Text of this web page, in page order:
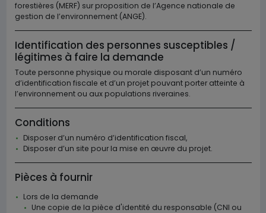
forestières (MERF) sur proposition de l’Agence nationale de
gestion de l’environnement (ANGE).
Identification des personnes susceptibles /
légitimes à faire la demande
Toute personne physique ou morale disposant d’un numéro
d’identification fiscale et d’un projet pouvant porter atteinte à
l’environnement ou aux populations riveraines.
Conditions
Disposer d’un numéro d’identification fiscal,
Disposer d’un site pour la mise en œuvre du projet.
Pièces à fournir
Lors de la demande
Une copie de la pièce d'identité du responsable (CNI ou